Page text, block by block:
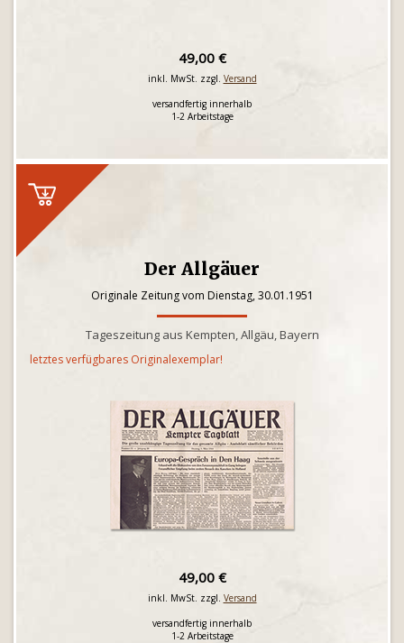
49,00 €
inkl. MwSt. zzgl. Versand
versandfertig innerhalb
1-2 Arbeitstage
Der Allgäuer
Originale Zeitung vom Dienstag, 30.01.1951
Tageszeitung aus Kempten, Allgäu, Bayern
letztes verfügbares Originalexemplar!
49,00 €
inkl. MwSt. zzgl. Versand
versandfertig innerhalb
1-2 Arbeitstage